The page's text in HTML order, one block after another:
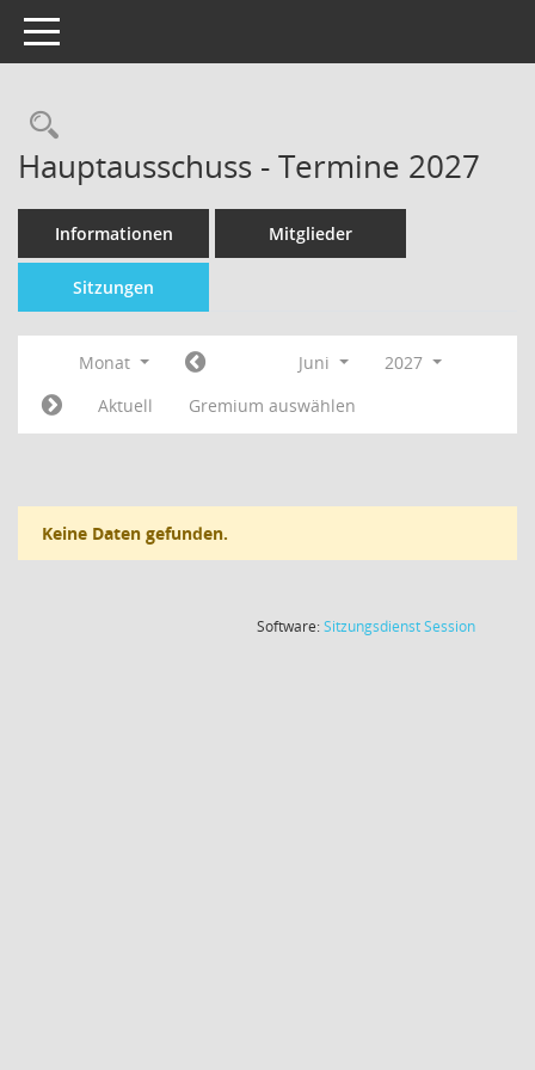
Toggle navigation
Hauptausschuss - Termine 2027
Informationen Mitglieder
Sitzungen
Monat Juni
2027
Aktuell
Gremium auswählen
Keine Daten gefunden.
Software:SitzungsdienstSession(Wird in